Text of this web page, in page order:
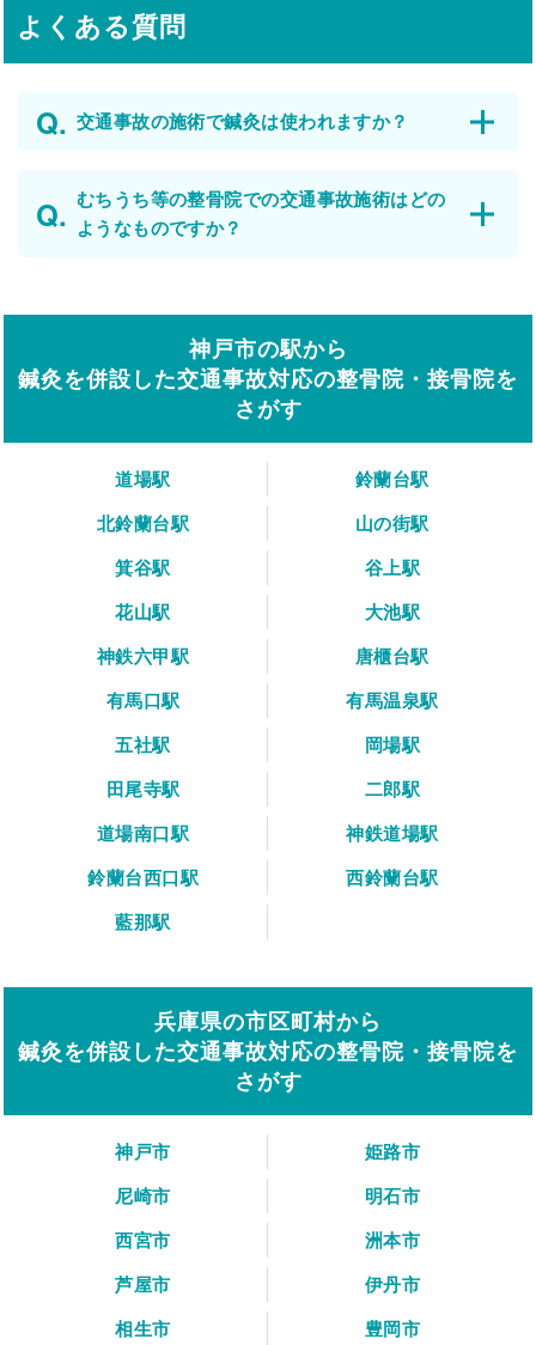
よくある質問
交通事故の施術で鍼灸は使われますか？
むちうち等の整骨院での交通事故施術はどの
ようなものですか？
神戸市の駅から
鍼灸を併設した交通事故対応の整骨院・接骨院を
さがす
道場駅
鈴蘭台駅
北鈴蘭台駅
山の街駅
箕谷駅
谷上駅
花山駅
大池駅
神鉄六甲駅
唐櫃台駅
有馬口駅
有馬温泉駅
五社駅
岡場駅
田尾寺駅
二郎駅
道場南口駅
神鉄道場駅
鈴蘭台西口駅
西鈴蘭台駅
藍那駅
兵庫県の市区町村から
鍼灸を併設した交通事故対応の整骨院・接骨院を
さがす
神戸市
姫路市
尼崎市
明石市
西宮市
洲本市
芦屋市
伊丹市
相生市
豊岡市